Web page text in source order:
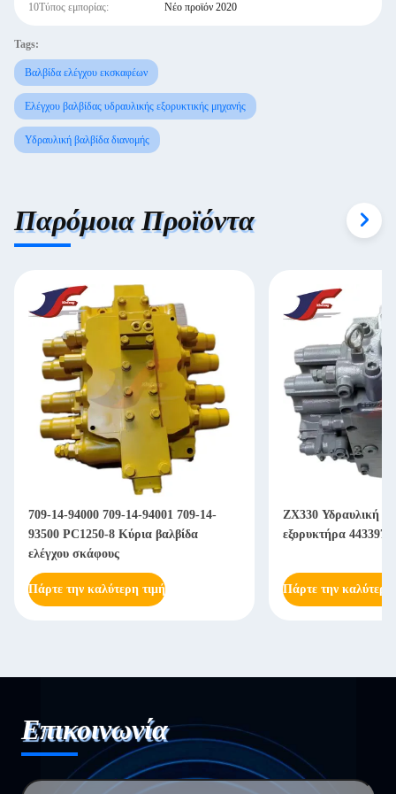
10Τύπος εμπορίας: Νέο προϊόν 2020
Tags:
Βαλβίδα ελέγχου εκσκαφέων
Ελέγχου βαλβίδας υδραυλικής εξορυκτικής μηχανής
Υδραυλική βαλβίδα διανομής
Παρόμοια Προϊόντα
709-14-94000 709-14-94001 709-14-
93500 PC1250-8 Κύρια βαλβίδα
ελέγχου σκάφους
Πάρτε την καλύτερη τιμή
ZX330 Υδραυλική
εξορυκτήρα
Πάρτε την καλύτερη
Επικοινωνία